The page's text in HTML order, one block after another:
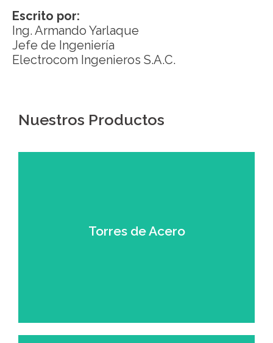
Escrito por:
Ing. Armando Yarlaque
Jefe de Ingeniería
Electrocom Ingenieros S.A.C.
Nuestros Productos
Torres de Acero